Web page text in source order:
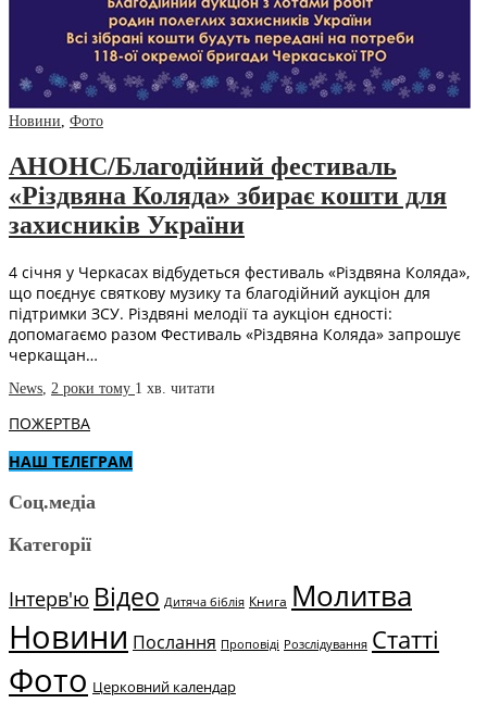
Новини, Фото
АНОНС/Благодійний фестиваль
«Різдвяна Коляда» збирає кошти для
захисників України
4 січня у Черкасах відбудеться фестиваль «Різдвяна Коляда»,
що поєднує святкову музику та благодійний аукціон для
підтримки ЗСУ. Різдвяні мелодії та аукціон єдності:
допомагаємо разом Фестиваль «Різдвяна Коляда» запрошує
черкащан…
News, 2 роки тому 1 хв. читати
ПОЖЕРТВА
НАШ ТЕЛЕГРАМ
Соц.медіа
Категорії
Інтерв'ю Відео Дитяча біблія Книга Молитва
Новини Послання Проповіді Розслідування Статті
Фото Церковний календар